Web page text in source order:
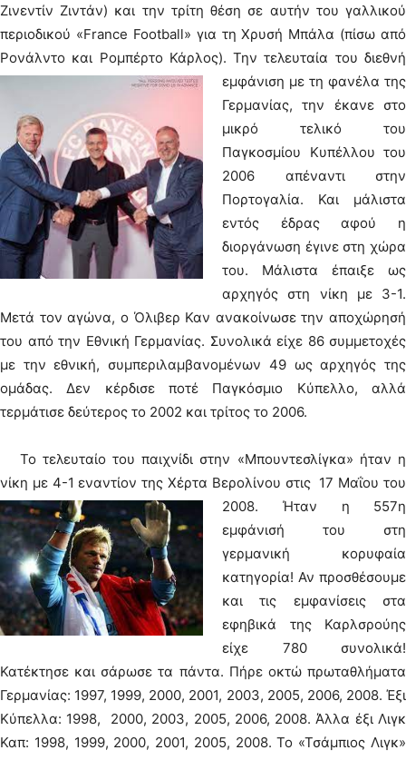
Ζινεντίν Ζιντάν) και την τρίτη θέση σε αυτήν του γαλλικού
περιοδικού «France Football» για τη Χρυσή Μπάλα (πίσω από
Ρονάλντο και Ρομπέρτο Κάρλος).Την τελευταία του διεθνή
εμφάνιση με τη φανέλα της
Γερμανίας, την έκανε στο
μικρό τελικό του
Παγκοσμίου Κυπέλλου του
2006 απέναντι στην
Πορτογαλία. Και μάλιστα
εντός έδρας αφού η
διοργάνωση έγινε στη χώρα
του. Μάλιστα έπαιξε ως
αρχηγός στη νίκη με 3-1.
Μετά τον αγώνα, ο Όλιβερ Καν ανακοίνωσε την αποχώρησή
του από την Εθνική Γερμανίας. Συνολικά είχε 86 συμμετοχές
με την εθνική, συμπεριλαμβανομένων 49 ως αρχηγός της
ομάδας. Δεν κέρδισε ποτέ Παγκόσμιο Κύπελλο, αλλά
τερμάτισε δεύτερος το 2002 και τρίτος το 2006.
Το τελευταίο του παιχνίδι στην «Μπουντεσλίγκα» ήταν η
νίκη με 4-1 εναντίον της Χέρτα Βερολίνου στις 17 Μαΐου του
2008. Ήταν η 557η
εμφάνισή του στη
γερμανική κορυφαία
κατηγορία! Αν προσθέσουμε
και τις εμφανίσεις στα
εφηβικά της Καρλσρούης
είχε 780 συνολικά!
Κατέκτησε και σάρωσε τα πάντα. Πήρε οκτώ πρωταθλήματα
Γερμανίας: 1997, 1999, 2000, 2001, 2003, 2005, 2006, 2008. Έξι
Κύπελλα: 1998, 2000, 2003, 2005, 2006, 2008. Άλλα έξι Λιγκ
Καπ: 1998, 1999, 2000, 2001, 2005, 2008. Το «Τσάμπιος Λιγκ»